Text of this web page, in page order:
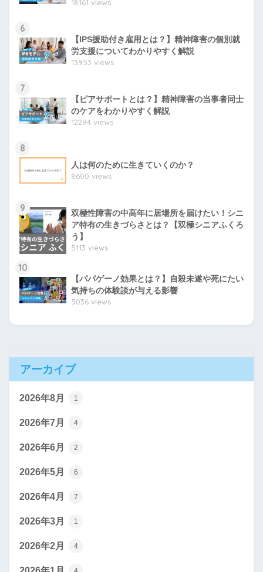
18161 views
6
【IPS援助付き雇用とは？】精神障害の個別就
労支援についてわかりやすく解説
13953 views
7
【ピアサポートとは？】精神障害の当事者同士
のケアをわかりやすく解説
12294 views
8
人は何のために生きていくのか？
8600 views
9
双極性障害の中高年に居場所を届けたい！シニ
ア特有の生きづらさとは？【双極シニアふくろ
う】
5113 views
10
【パパゲーノ効果とは？】自殺未遂や死にたい
気持ちの体験談が与える影響
5036 views
アーカイブ
2026年8月 1
2026年7月 4
2026年6月 2
2026年5月 6
2026年4月 7
2026年3月 1
2026年2月 4